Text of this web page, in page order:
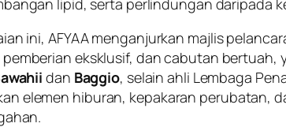
lipid, serta perlindungan daripada
ini, AFYAA menganjurkan majlis
eksklusif, dan cabutan
dan Baggio, selain ahli Lembaga
elemen hiburan, kepakaran